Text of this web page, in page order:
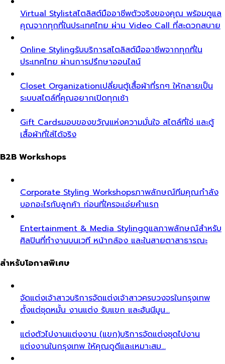
Virtual Stylistสไตลิสต์มืออาชีพตัวจริงของคุณ พร้อมดูแล
คุณจากทุกที่ในประเทศไทย ผ่าน Video Call ที่สะดวกสบาย
Online Stylingรับบริการสไตลิสต์มืออาชีพจากทุกที่ใน
ประเทศไทย ผ่านการปรึกษาออนไลน์
Closet Organizationเปลี่ยนตู้เสื้อผ้าที่รกๆ ให้กลายเป็น
ระบบสไตล์ที่คุณอยากเปิดทุกเช้า
Gift Cardsมอบของขวัญแห่งความมั่นใจ สไตล์ที่ใช่ และตู้
เสื้อผ้าที่ใส่ได้จริง
B2B Workshops
Corporate Styling Workshopsภาพลักษณ์ทีมคุณกำลัง
บอกอะไรกับลูกค้า ก่อนที่ใครจะเอ่ยคำแรก
Entertainment & Media Stylingดูแลภาพลักษณ์สำหรับ
ศิลปินที่ทำงานบนเวที หน้ากล้อง และในสายตาสาธารณะ
สำหรับโอกาสพิเศษ
จัดแต่งเจ้าสาวบริการจัดแต่งเจ้าสาวครบวงจรในกรุงเทพ
ตั้งแต่ชุดหมั้น งานแต่ง รับแขก และฮันนีมูน…
แต่งตัวไปงานแต่งงาน (แขก)บริการจัดแต่งชุดไปงาน
แต่งงานในกรุงเทพ ให้คุณดูดีและเหมาะสม…